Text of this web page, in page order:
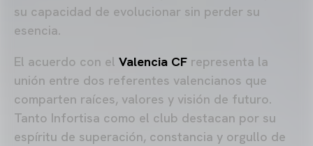
su capacidad de evolucionar sin perder su
esencia.
El acuerdo con el Valencia CF representa la
unión entre dos referentes valencianos que
comparten raíces, valores y visión de futuro.
Tanto Infortisa como el club destacan por su
espíritu de superación, constancia y orgullo de